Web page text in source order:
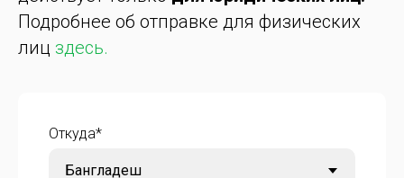
Подробнее об отправке для физических
лиц здесь.
Откуда*